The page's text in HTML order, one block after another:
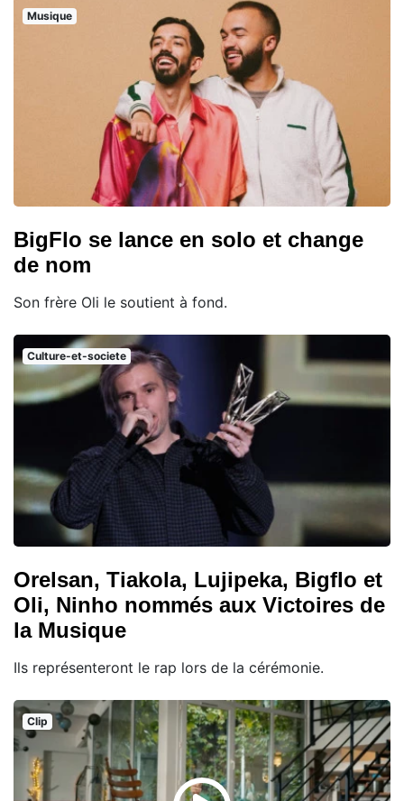
Musique
BigFlo se lance en solo et change
de nom
Son frère Oli le soutient à fond.
Culture-et-societe
Orelsan, Tiakola, Lujipeka, Bigflo et
Oli, Ninho nommés aux Victoires de
la Musique
Ils représenteront le rap lors de la cérémonie.
Clip